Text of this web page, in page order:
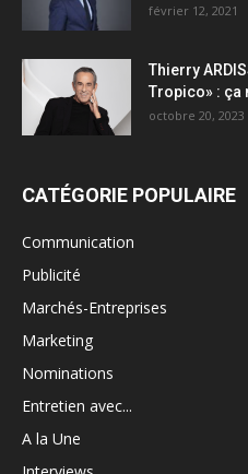
février 12, 2021
Thierry
Tropico» : ça
octobre 20, 2023
CATÉGORIE POPULAIRE
Communication
Publicité
Marchés-Entreprises
Marketing
Nominations
Entretien avec...
A la Une